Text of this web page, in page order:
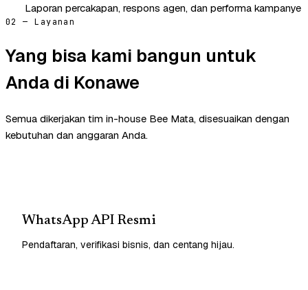
Laporan percakapan, respons agen, dan performa kampanye
02 — Layanan
Yang bisa kami bangun untuk
Anda di Konawe
Semua dikerjakan tim in-house Bee Mata, disesuaikan dengan
kebutuhan dan anggaran Anda.
WhatsApp API Resmi
Pendaftaran, verifikasi bisnis, dan centang hijau.